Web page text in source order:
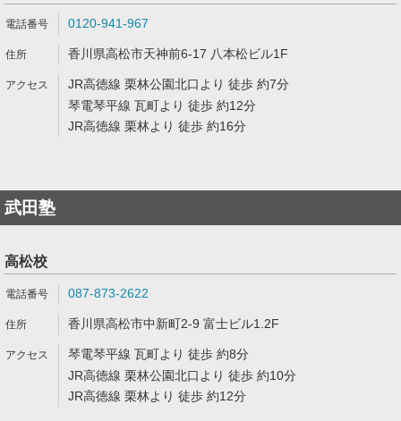
0120-941-967
香川県高松市天神前6-17 八本松ビル1F
JR高徳線 栗林公園北口より 徒歩 約7分
琴電琴平線 瓦町より 徒歩 約12分
JR高徳線 栗林より 徒歩 約16分
武田塾
高松校
087-873-2622
香川県高松市中新町2-9 富士ビル1.2F
琴電琴平線 瓦町より 徒歩 約8分
JR高徳線 栗林公園北口より 徒歩 約10分
JR高徳線 栗林より 徒歩 約12分